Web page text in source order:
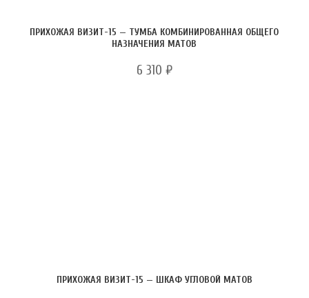
ПРИХОЖАЯ ВИЗИТ-15 — ТУМБА КОМБИНИРОВАННАЯ ОБЩЕГО
НАЗНАЧЕНИЯ МАТОВ
6 310 ₽
ПРИХОЖАЯ ВИЗИТ-15 — ШКАФ УГЛОВОЙ МАТОВ